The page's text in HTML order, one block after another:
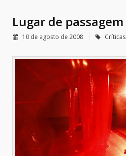
Lugar de passagem
10 de agosto de 2008 Críticas